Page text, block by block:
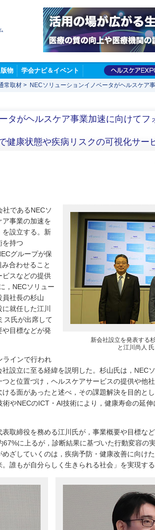
物 学会ナビ＆イベント
常取材 > NECソリューションイノベータがヘルスケア
タがヘルスケア事業加速に向けてフ
健康状態や疾病リスクの可視化サー
新会社設立を発表する
と江川尚人 氏
社であるNECソ
ア事業の加速を
を設立する。新
を持つ
グループが保
合わせること
ビスなどの提供
，NECソリュー
員社長の杉山
就任した江川
ス氏が出席して
目標などが発
ラインで行われ
設立に至る経緯を説明した。杉山氏は，NEC
と位置づけ，ヘルスケアサービスの提供や他
る面があったと述べ，その課題解決を目的と
やNECのICT・AI技術により，健康寿命の延
取締役を務める江川氏が，事業概要や目標な
に上るが，診断結果に基づいた行動変容の
ざしていくのは，疾病予防・健康改善に向け
誰もが自分らしく生きられる社会」を実現する